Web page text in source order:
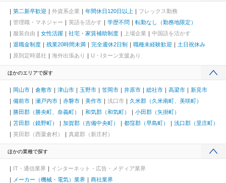
第二新卒歓迎 外資系企業 年間休日120日以上
フレックス勤務
管理職・マネジャー
英語を活かす 学歴不問
転勤なし（勤務地限定）
服装自由
女性活躍 社宅・家賃補助制度 上場企業
中国語を活かす
退職金制度
残業20時間未満 完全週休2日制 職種未経験歓迎
土日祝休み
原則定時退社
海外出張あり U・Iターン支援あり
ほかのエリアで探す
岡山市 倉敷市 津山市 玉野市 笠岡市 井原市 総社市 高梁市
新見市
備前市
瀬戸内市 赤磐市 美作市 浅口市
久米郡（久米南町、美咲町）
勝田郡（勝央町、奈義町）
和気郡（和気町）
小田郡（矢掛町）
苫田郡（鏡野町）
加賀郡（吉備中央町） 都窪郡（早島町）
浅口郡（里庄町）
英田郡（西粟倉村）
真庭郡（新庄村）
ほかの業種で探す
IT・通信業界
インターネット・広告・メディア業界
メーカー（機械・電気）業界
商社業界